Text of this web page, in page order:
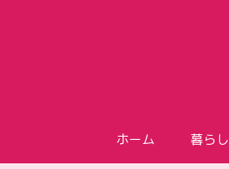
ホーム 暮らし